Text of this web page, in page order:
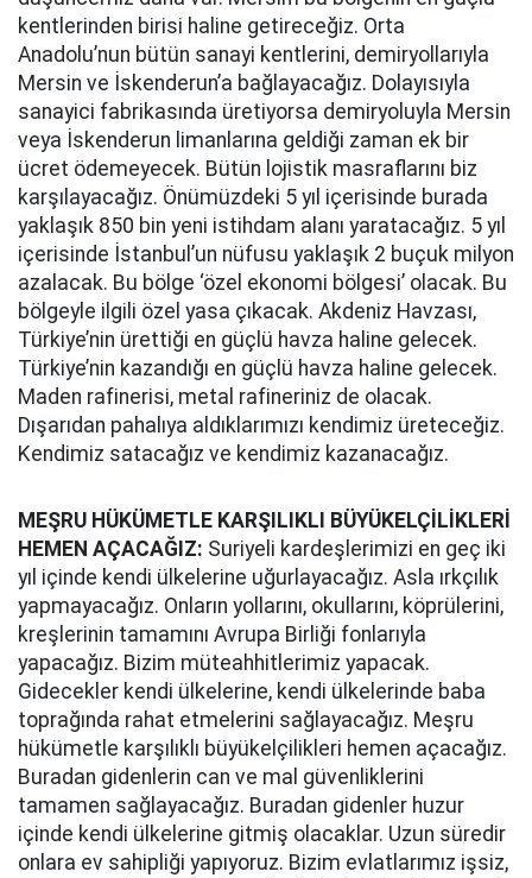
kentlerinden birisi haline getireceğiz. Orta
Anadolu’nun bütün sanayi kentlerini, demiryollarıyla
Mersin ve İskenderun’a bağlayacağız. Dolayısıyla
sanayici fabrikasında üretiyorsa demiryoluyla Mersin
veya İskenderun limanlarına geldiği zaman ek bir
ücret ödemeyecek. Bütün lojistik masraflarını biz
karşılayacağız. Önümüzdeki 5 yıl içerisinde burada
yaklaşık 850 bin yeni istihdam alanı yaratacağız. 5 yıl
içerisinde İstanbul’un nüfusu yaklaşık 2 buçuk milyon
azalacak. Bu bölge ‘özel ekonomi bölgesi’ olacak. Bu
bölgeyle ilgili özel yasa çıkacak. Akdeniz Havzası,
Türkiye’nin ürettiği en güçlü havza haline gelecek.
Türkiye’nin kazandığı en güçlü havza haline gelecek.
Maden rafinerisi, metal rafineriniz de olacak.
Dışarıdan pahalıya aldıklarımızı kendimiz üreteceğiz.
Kendimiz satacağız ve kendimiz kazanacağız.
MEŞRU HÜKÜMETLE KARŞILIKLI BÜYÜKELÇİLİKLERİ
HEMEN AÇACAĞIZ: Suriyeli kardeşlerimizi en geç iki
yıl içinde kendi ülkelerine uğurlayacağız. Asla ırkçılık
yapmayacağız. Onların yollarını, okullarını, köprülerini,
kreşlerinin tamamını Avrupa Birliği fonlarıyla
yapacağız. Bizim müteahhitlerimiz yapacak.
Gidecekler kendi ülkelerine, kendi ülkelerinde baba
toprağında rahat etmelerini sağlayacağız. Meşru
hükümetle karşılıklı büyükelçilikleri hemen açacağız.
Buradan gidenlerin can ve mal güvenliklerini
tamamen sağlayacağız. Buradan gidenler huzur
içinde kendi ülkelerine gitmiş olacaklar. Uzun süredir
onlara ev sahipliği yapıyoruz. Bizim evlatlarımız işsiz,